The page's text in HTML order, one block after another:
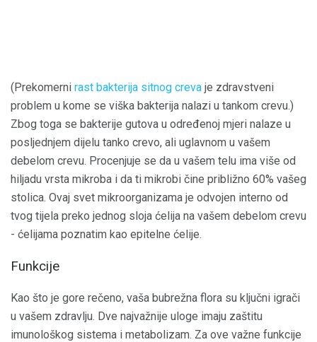
(Prekomerni rast bakterija sitnog creva je zdravstveni
problem u kome se viška bakterija nalazi u tankom crevu.)
Zbog toga se bakterije gutova u određenoj mjeri nalaze u
posljednjem dijelu tanko crevo, ali uglavnom u vašem
debelom crevu. Procenjuje se da u vašem telu ima više od
hiljadu vrsta mikroba i da ti mikrobi čine približno 60% vašeg
stolica. Ovaj svet mikroorganizama je odvojen interno od
tvog tijela preko jednog sloja ćelija na vašem debelom crevu
- ćelijama poznatim kao epitelne ćelije.
Funkcije
Kao što je gore rečeno, vaša bubrežna flora su ključni igrači
u vašem zdravlju. Dve najvažnije uloge imaju zaštitu
imunološkog sistema i metabolizam. Za ove važne funkcije